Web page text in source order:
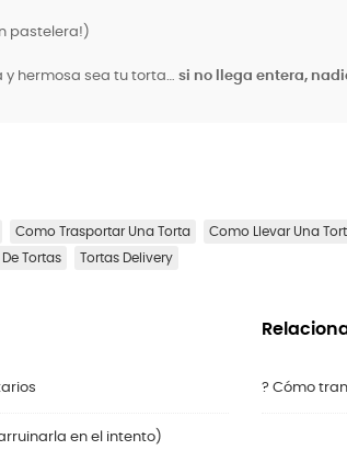
pastelera!)
y hermosa sea tu torta… si no llega entera,
Como Trasportar Una Torta Como Llevar Una
Tortas Tortas Delivery
en el intento)
? Cómo